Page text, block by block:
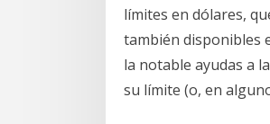
límites en dólares,
también disponibles
la notable ayudas a
su límite (o, en